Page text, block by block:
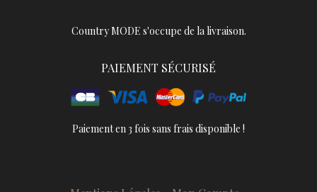
Country MODE s'occupe de la livraison.
PAIEMENT SÉCURISÉ
Paiement en 3 fois sans frais disponible !